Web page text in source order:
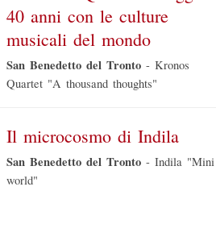
40 anni con le culture
musicali del mondo
San Benedetto del Tronto - Kronos
Quartet "A thousand thoughts"
Il microcosmo di Indila
San Benedetto del Tronto - Indila "Mini
world"